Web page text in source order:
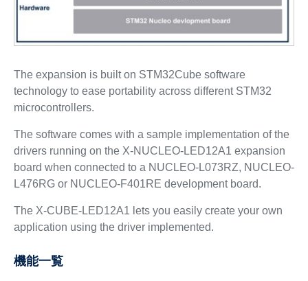
The expansion is built on STM32Cube software
technology to ease portability across different STM32
microcontrollers.
The software comes with a sample implementation of the
drivers running on the X-NUCLEO-LED12A1 expansion
board when connected to a NUCLEO-L073RZ, NUCLEO-
L476RG or NUCLEO-F401RE development board.
The X-CUBE-LED12A1 lets you easily create your own
application using the driver implemented.
機能一覧